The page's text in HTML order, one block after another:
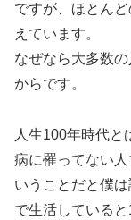
ですが、ほとん
えています。
なぜなら大多数
からです。
人生100年時代
病に罹ってない
いうことだと僕
で生活している